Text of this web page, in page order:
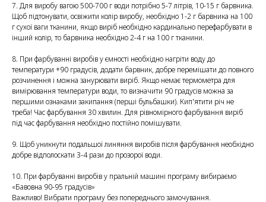
7. Для виробу вагою 500-700 г води потрібно 5-7 літрів, 10-15 г барвника.
Щоб підтонувати, освіжити колір виробу, необхідно 1-2 г барвника на 100
г сухої ваги тканини, якщо виріб необхідно кардинально перефарбувати в
інший колір, то барвника необхідно 2-4 г на 100 г тканини.
8. При фарбуванні виробів у ємності необхідно нагріти воду до
температури +90 градусів, додати барвник, добре перемішати до повного
розчинення і можна занурювати виріб. Якщо немає термометра для
вимірювання температури води, то визначити 90 градусів можна за
першими ознаками закипання (перші бульбашки). Кип'ятити річ не
треба! Час фарбування 30 хвилин. Для рівномірного фарбування виріб
під час фарбування необхідно постійно помішувати.
9. Щоб уникнути подальшої линяння виробів після фарбування необхідно
добре відполоскати 3-4 рази до прозорої води.
10. При фарбуванні виробів у пральній машині програму вибираємо
«Бавовна 90-95 градусів»
Важливо! Вибрати програму без попереднього замочування.